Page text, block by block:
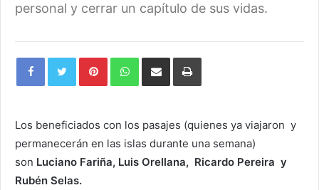
personal y cerrar un capítulo de sus vidas.
PinterestWhatsAppShare
Email
Print
Los beneficiados con los pasajes (quienes ya viajaron y
permanecerán en las islas durante una semana)
son Luciano Fariña, Luis Orellana, Ricardo Pereira y
Rubén Selas.